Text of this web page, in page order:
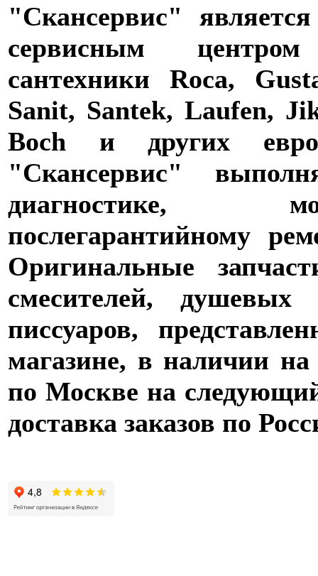
"Скансервис"
сервисным
сантехники Roca,
Sanit, Santek, Laufen,
Boch и других
"Скансервис"
диагностике,
послегарантийному
Оригинальные
смесителей, душевых
писсуаров,
магазине, в наличии на
по Москве на
доставка заказов по